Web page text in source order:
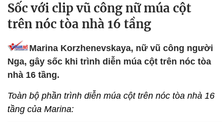
Sốc với clip vũ công nữ múa cột
trên nóc tòa nhà 16 tầng
Marina Korzhenevskaya, nữ vũ công người
Nga, gây sốc khi trình diễn múa cột trên nóc tòa
nhà 16 tầng.
Toàn bộ phần trình diễn múa cột trên nóc tòa nhà 16
tầng của Marina: